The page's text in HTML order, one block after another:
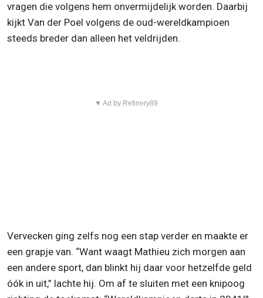
vragen die volgens hem onvermijdelijk worden. Daarbij
kijkt Van der Poel volgens de oud-wereldkampioen
steeds breder dan alleen het veldrijden.
▼ Ad by Refinery89
Vervecken ging zelfs nog een stap verder en maakte er
een grapje van. “Want waagt Mathieu zich morgen aan
een andere sport, dan blinkt hij daar voor hetzelfde geld
óók in uit,” lachte hij. Om af te sluiten met een knipoog